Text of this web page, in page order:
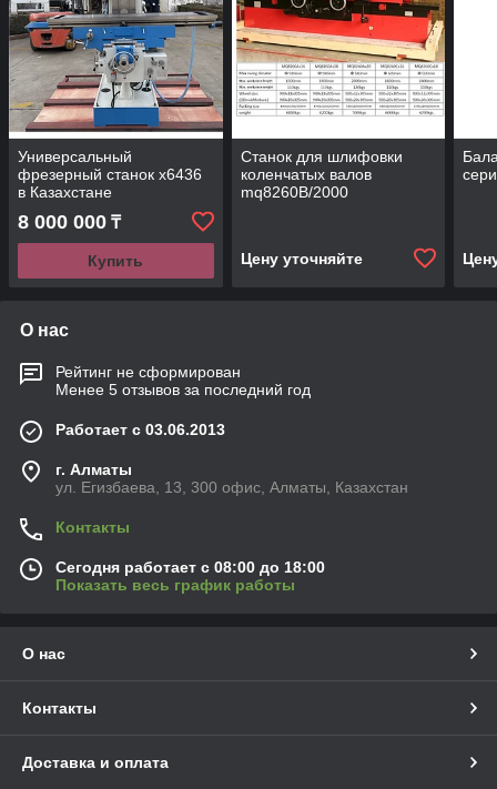
Универсальный
фрезерный станок x6436
в Казахстане
8 000 000 ₸
Купить
Станок для шлифовки
коленчатых валов
mq8260B/2000
Цену уточняйте
О нас
Рейтинг не сформирован
Менее 5 отзывов за последний год
Работает с 03.06.2013
г. Алматы
ул. Егизбаева, 13, 300 офис, Алматы, Казахстан
Контакты
Сегодня работает с 08:00 до 18:00
Показать весь график работы
О нас
Контакты
Доставка и оплата